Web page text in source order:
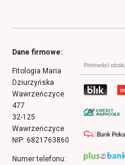
Dane firmowe:
Fitologia Maria
Dziurzyńska
Wawrzeńczyce
477
32-125
Wawrzeńczyce
NIP: 6821763860
Numer telefonu: